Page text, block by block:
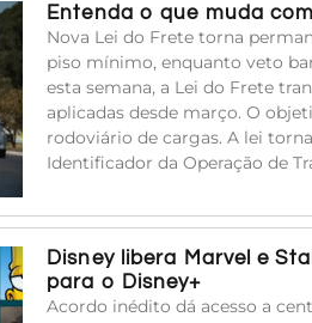
Entenda o que muda
Nova Lei do Frete torna
piso mínimo, enquanto veto
esta semana, a Lei do Frete
aplicadas desde março. O
rodoviário de cargas. A lei
Identificador da Operação de
Disney libera Marvel e
para o Disney+
Acordo inédito dá acesso a